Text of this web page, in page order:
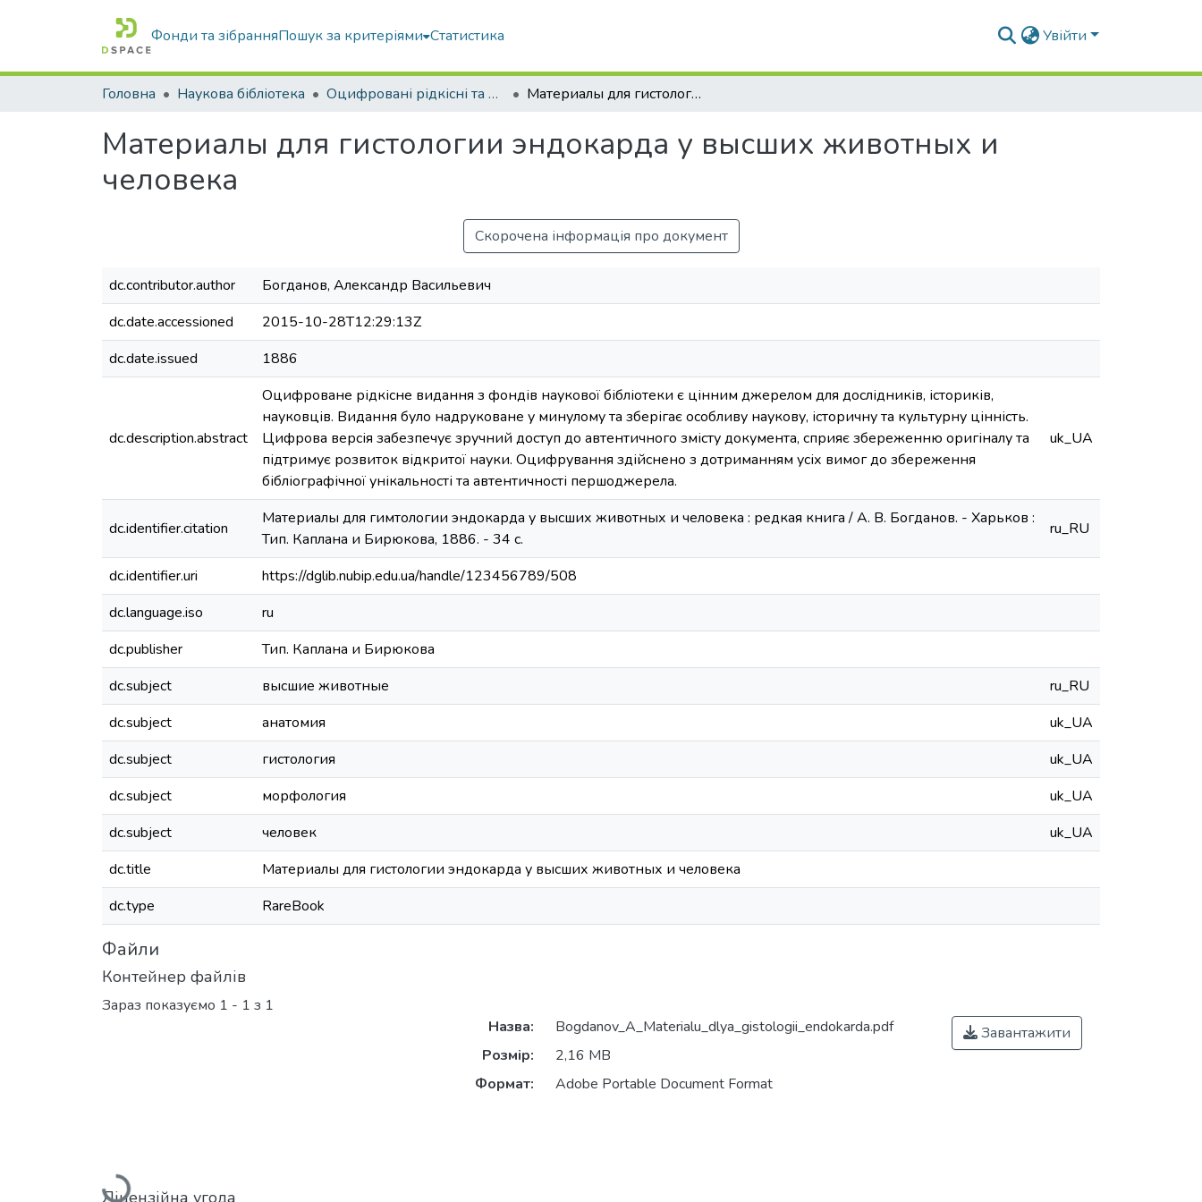
Фонди та зібранняПошук за критеріями Статистика Увійти
Головна Наукова бібліотека Оцифровані рідкісні та цінні видання з фонду наукової бібліотеки Материалы для гистологии эндокарда у высших животных и человека
Материалы для гистологии эндокарда у высших животных и
человека
Скорочена інформація про документ
dc.contributor.author
Богданов, Александр Васильевич
dc.date.accessioned
2015-10-28T12:29:13Z
dc.date.issued
1886
dc.description.abstract
Оцифроване рідкісне видання з фондів наукової бібліотеки є цінним джерелом для дослідників, істориків,
науковців. Видання було надруковане у минулому та зберігає особливу наукову, історичну та культурну цінність.
Цифрова версія забезпечує зручний доступ до автентичного змісту документа, сприяє збереженню оригіналу та
підтримує розвиток відкритої науки. Оцифрування здійснено з дотриманням усіх вимог до збереження
бібліографічної унікальності та автентичності першоджерела.
uk_UA
dc.identifier.citation
Материалы для гимтологии эндокарда у высших животных и человека : редкая книга / А. В. Богданов. - Харьков :
Тип. Каплана и Бирюкова, 1886. - 34 с.
ru_RU
dc.identifier.uri
https://dglib.nubip.edu.ua/handle/123456789/508
dc.language.iso
ru
dc.publisher
Тип. Каплана и Бирюкова
dc.subject
высшие животные
ru_RU
dc.subject
анатомия
uk_UA
dc.subject
гистология
uk_UA
dc.subject
морфология
uk_UA
dc.subject
человек
uk_UA
dc.title
Материалы для гистологии эндокарда у высших животных и человека
dc.type
RareBook
Файли
Контейнер файлів
Зараз показуємо 1 - 1 з 1
Назва:
Bogdanov_A_Materialu_dlya_gistologii_endokarda.pdf
Розмір:
2,16 MB
Формат:
Adobe Portable Document Format
Завантажити
Ліцензійна угода